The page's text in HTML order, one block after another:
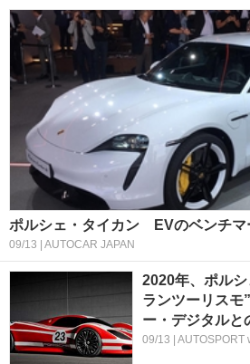
ポルシェ・タイカン EVのベンチマ
09/13 | AUTOCAR JAPAN
2020年、ポル
ランツーリスモ
ー・デジタルと
09/13 | AUTOSPORT